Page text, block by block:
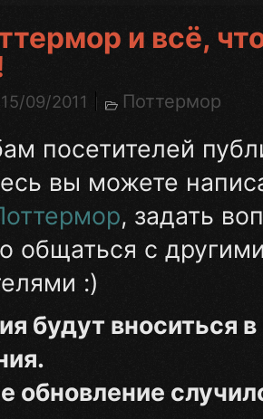
и всё,
15/09/2011 Поттермор
посетителей
вы можете
, задать
общаться с
:)
будут вноситься
обновление